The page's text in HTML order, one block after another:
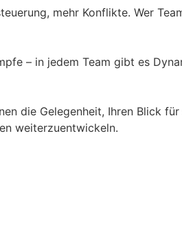
mehr Konflikte. Wer
– in jedem Team gibt es
die Gelegenheit, Ihren Blick
weiterzuentwickeln.